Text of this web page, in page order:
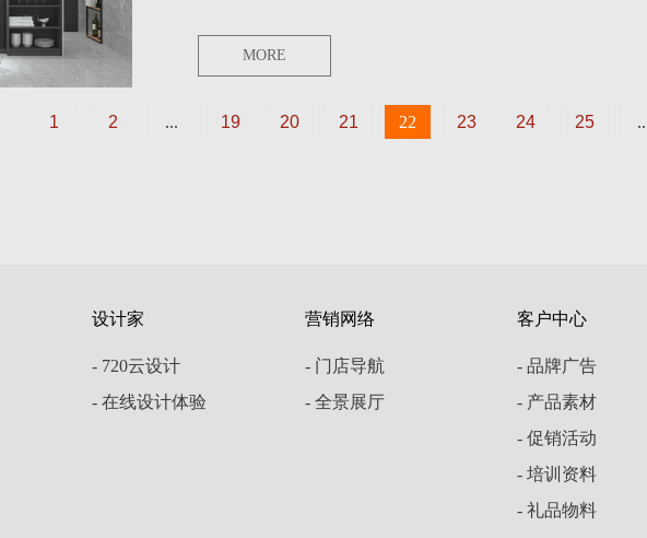
MORE
1 2 ... 19 20 21 22 23 24 25
设计家
- 720云设计
- 在线设计体验
营销网络
- 门店导航
- 全景展厅
客户中心
- 品牌广告
- 产品素材
- 促销活动
- 培训资料
- 礼品物料